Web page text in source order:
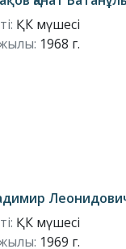
ҚК мүшесі
1968 г.
ҚК мүшесі
1969 г.